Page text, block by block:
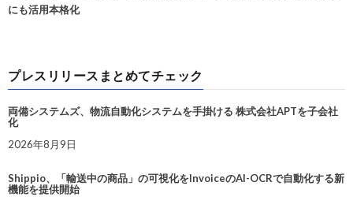
にも活用本格化
プレスリリースまとめてチェック
両備システムズ、物流自動化システムを手掛ける 株式会社APTを子会社
化
2026年8月9日
Shippio、「輸送中の商品」の可視化をInvoiceのAI-OCRで自動化する新
機能を提供開始